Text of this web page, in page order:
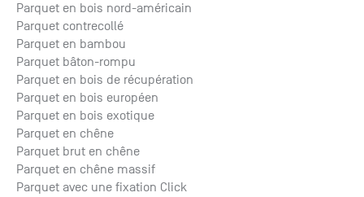
Parquet en bois nord-américain
Parquet contrecollé
Parquet en bambou
Parquet bâton-rompu
Parquet en bois de récupération
Parquet en bois européen
Parquet en bois exotique
Parquet en chêne
Parquet brut en chêne
Parquet en chêne massif
Parquet avec une fixation Click